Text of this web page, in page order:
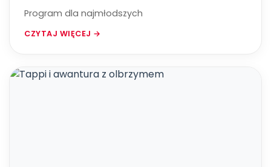
Program dla najmłodszych
CZYTAJ WIĘCEJ →